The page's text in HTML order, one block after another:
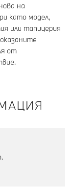
на
като модел,
или тапицерия
от